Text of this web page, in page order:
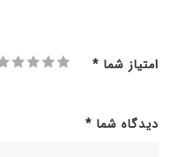
امتیاز شما *
دیدگاه شما *